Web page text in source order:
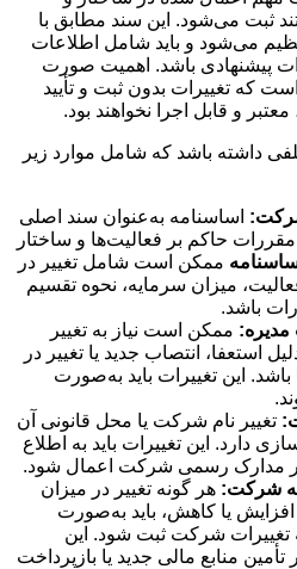
ثبت می‌شود. این سند مطابق با
می‌شود و باید شامل اطلاعات
پیشنهادی باشد. اهمیت صورت
که تغییرات بدون ثبت و تأیید
و قابل اجرا نخواهند بود.
داشته باشد که شامل موارد زیر
اساسنامه به‌عنوان سند اصلی
حاکم بر فعالیت‌ها و ساختار
ممکن است شامل تغییر در
میزان سرمایه، نحوه تقسیم
باشد.
مدیره: ممکن است نیاز به تغییر
استعفا، انتصاب جدید یا تغییر در
این تغییرات باید به‌صورت
تغییر نام شرکت یا محل قانونی آن
دارد. این تغییرات باید به اطلاع
در مدارک رسمی شرکت اعمال شود.
شرکت: هر گونه تغییر در میزان
یا کاهش، باید به‌صورت
شرکت ثبت شود. این
منابع مالی جدید یا بازپرداخت